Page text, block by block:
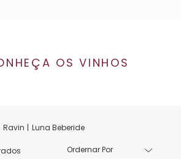
OS VINHOS
Luna Beberide